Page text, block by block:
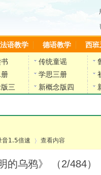
法语教学 德语教学 西班
传统童谣
学思三册
三 新概念版四
陈雷英语副网站
音1.5倍速 查看内容
的乌鸦》 （2/484）